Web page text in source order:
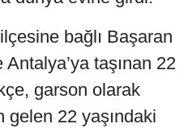
bağlı Başaran
taşınan 22
garson olarak
gelen 22 yaşındaki